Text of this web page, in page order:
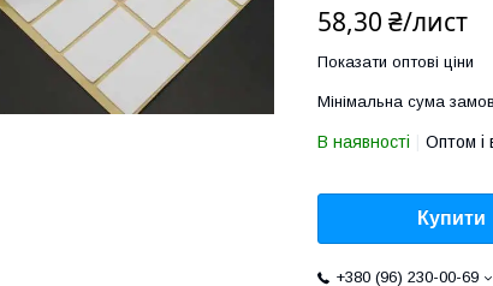
58,30 ₴/лист
Показати оптові ціни
Мінімальна сума
В наявності Оптом і
Купити
+380 (96) 230-00-69